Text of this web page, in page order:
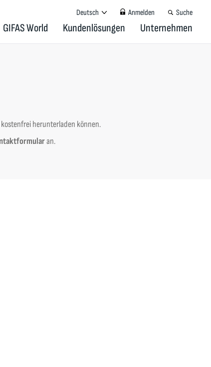
Deutsch Anmelden Suche
GIFAS World Kundenlösungen Unternehmen
kostenfrei herunterladen können.
an.